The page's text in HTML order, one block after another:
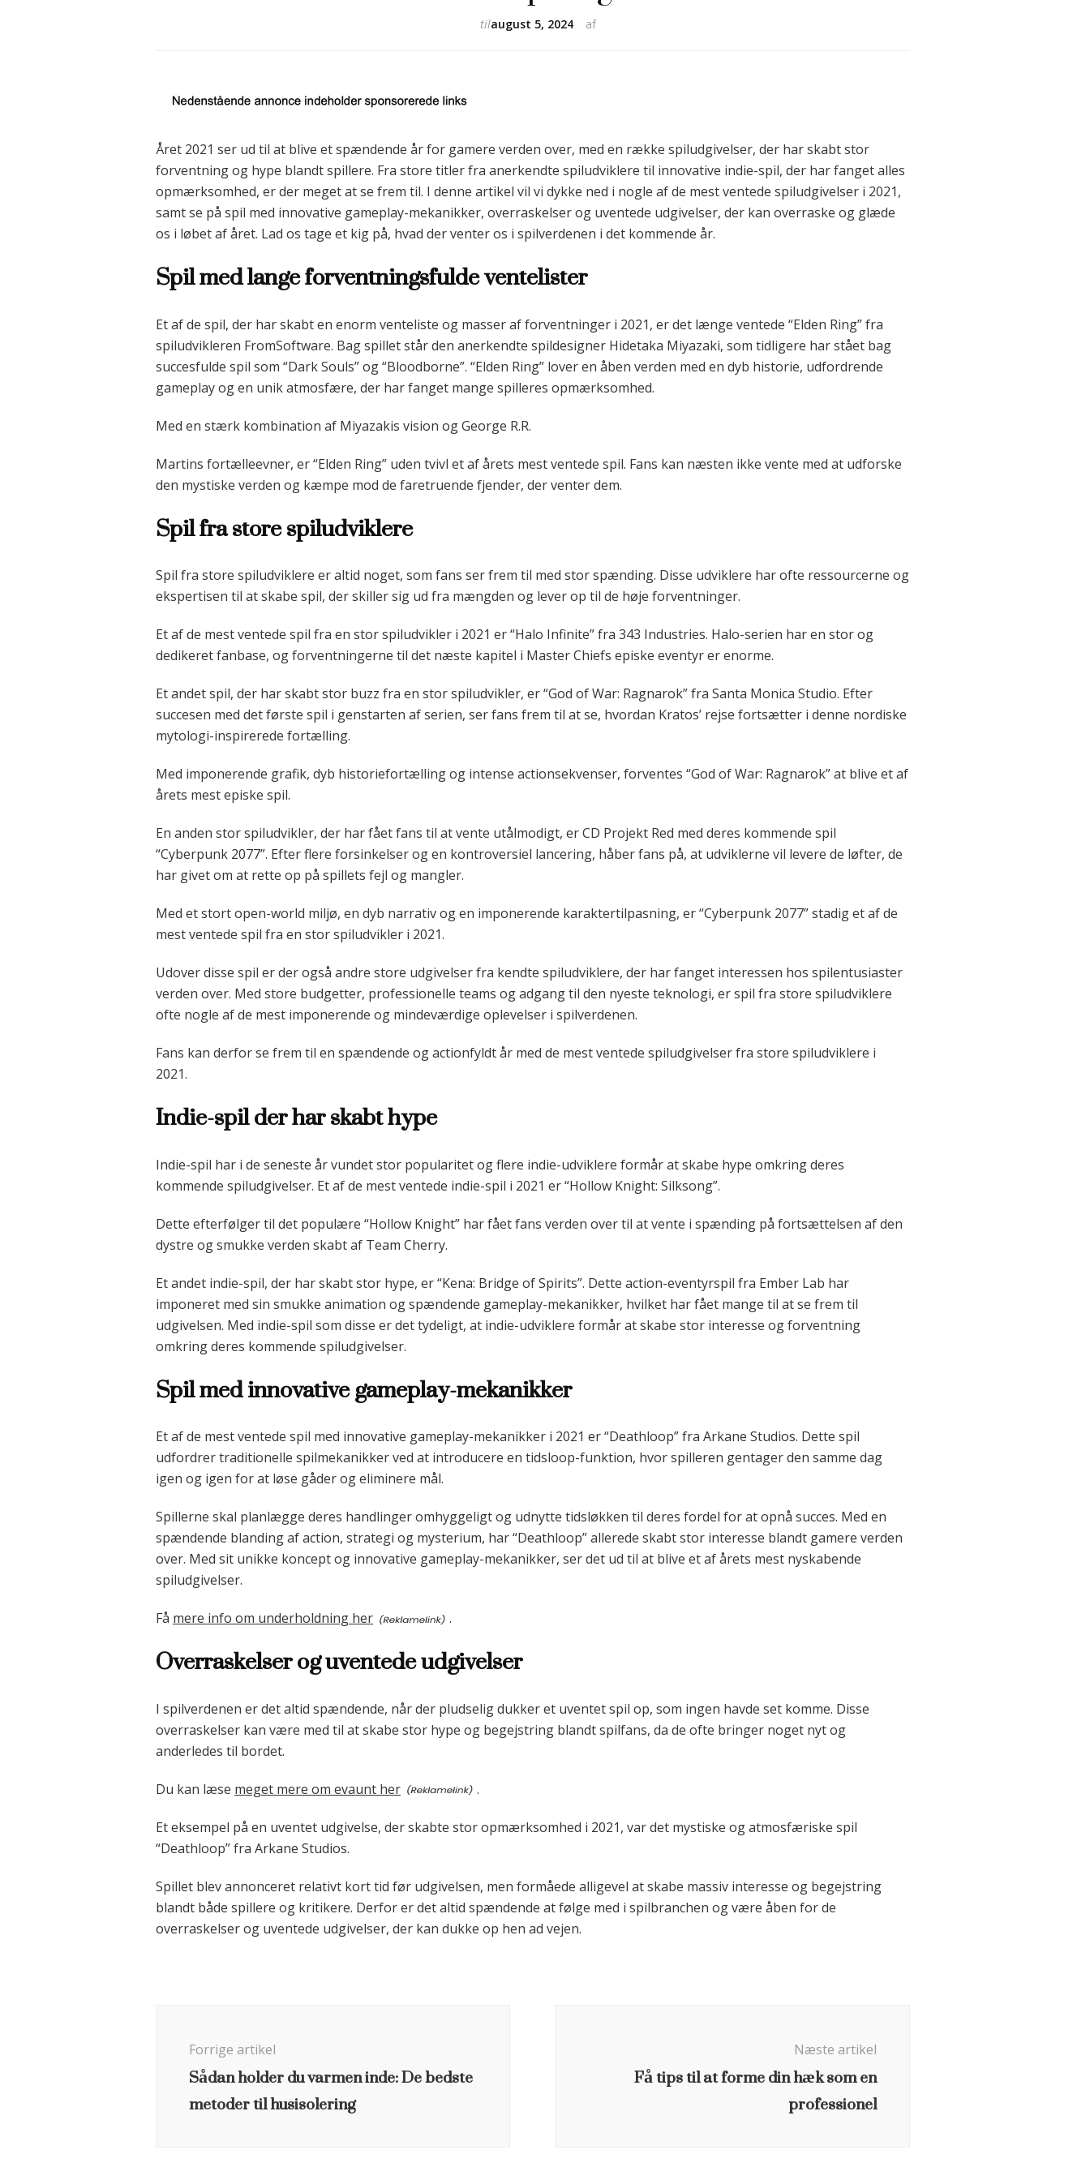
af
tilaugust 5, 2024
Året 2021 ser ud til at blive et spændende år for gamere verden over, med en række spiludgivelser, der har skabt stor
forventning og hype blandt spillere. Fra store titler fra anerkendte spiludviklere til innovative indie-spil, der har fanget alles
opmærksomhed, er der meget at se frem til. I denne artikel vil vi dykke ned i nogle af de mest ventede spiludgivelser i 2021,
samt se på spil med innovative gameplay-mekanikker, overraskelser og uventede udgivelser, der kan overraske og glæde
os i løbet af året. Lad os tage et kig på, hvad der venter os i spilverdenen i det kommende år.
Spil med lange forventningsfulde ventelister
Et af de spil, der har skabt en enorm venteliste og masser af forventninger i 2021, er det længe ventede “Elden Ring” fra
spiludvikleren FromSoftware. Bag spillet står den anerkendte spildesigner Hidetaka Miyazaki, som tidligere har stået bag
succesfulde spil som “Dark Souls” og “Bloodborne”. “Elden Ring” lover en åben verden med en dyb historie, udfordrende
gameplay og en unik atmosfære, der har fanget mange spilleres opmærksomhed.
Med en stærk kombination af Miyazakis vision og George R.R.
Martins fortælleevner, er “Elden Ring” uden tvivl et af årets mest ventede spil. Fans kan næsten ikke vente med at udforske
den mystiske verden og kæmpe mod de faretruende fjender, der venter dem.
Spil fra store spiludviklere
Spil fra store spiludviklere er altid noget, som fans ser frem til med stor spænding. Disse udviklere har ofte ressourcerne og
ekspertisen til at skabe spil, der skiller sig ud fra mængden og lever op til de høje forventninger.
Et af de mest ventede spil fra en stor spiludvikler i 2021 er “Halo Infinite” fra 343 Industries. Halo-serien har en stor og
dedikeret fanbase, og forventningerne til det næste kapitel i Master Chiefs episke eventyr er enorme.
Et andet spil, der har skabt stor buzz fra en stor spiludvikler, er “God of War: Ragnarok” fra Santa Monica Studio. Efter
succesen med det første spil i genstarten af serien, ser fans frem til at se, hvordan Kratos’ rejse fortsætter i denne nordiske
mytologi-inspirerede fortælling.
Med imponerende grafik, dyb historiefortælling og intense actionsekvenser, forventes “God of War: Ragnarok” at blive et af
årets mest episke spil.
En anden stor spiludvikler, der har fået fans til at vente utålmodigt, er CD Projekt Red med deres kommende spil
“Cyberpunk 2077”. Efter flere forsinkelser og en kontroversiel lancering, håber fans på, at udviklerne vil levere de løfter, de
har givet om at rette op på spillets fejl og mangler.
Med et stort open-world miljø, en dyb narrativ og en imponerende karaktertilpasning, er “Cyberpunk 2077” stadig et af de
mest ventede spil fra en stor spiludvikler i 2021.
Udover disse spil er der også andre store udgivelser fra kendte spiludviklere, der har fanget interessen hos spilentusiaster
verden over. Med store budgetter, professionelle teams og adgang til den nyeste teknologi, er spil fra store spiludviklere
ofte nogle af de mest imponerende og mindeværdige oplevelser i spilverdenen.
Fans kan derfor se frem til en spændende og actionfyldt år med de mest ventede spiludgivelser fra store spiludviklere i
2021.
Indie-spil der har skabt hype
Indie-spil har i de seneste år vundet stor popularitet og flere indie-udviklere formår at skabe hype omkring deres
kommende spiludgivelser. Et af de mest ventede indie-spil i 2021 er “Hollow Knight: Silksong”.
Dette efterfølger til det populære “Hollow Knight” har fået fans verden over til at vente i spænding på fortsættelsen af den
dystre og smukke verden skabt af Team Cherry.
Et andet indie-spil, der har skabt stor hype, er “Kena: Bridge of Spirits”. Dette action-eventyrspil fra Ember Lab har
imponeret med sin smukke animation og spændende gameplay-mekanikker, hvilket har fået mange til at se frem til
udgivelsen. Med indie-spil som disse er det tydeligt, at indie-udviklere formår at skabe stor interesse og forventning
omkring deres kommende spiludgivelser.
Spil med innovative gameplay-mekanikker
Et af de mest ventede spil med innovative gameplay-mekanikker i 2021 er “Deathloop” fra Arkane Studios. Dette spil
udfordrer traditionelle spilmekanikker ved at introducere en tidsloop-funktion, hvor spilleren gentager den samme dag
igen og igen for at løse gåder og eliminere mål.
Spillerne skal planlægge deres handlinger omhyggeligt og udnytte tidsløkken til deres fordel for at opnå succes. Med en
spændende blanding af action, strategi og mysterium, har “Deathloop” allerede skabt stor interesse blandt gamere verden
over. Med sit unikke koncept og innovative gameplay-mekanikker, ser det ud til at blive et af årets mest nyskabende
spiludgivelser.
Få mere info om underholdning her .
Overraskelser og uventede udgivelser
I spilverdenen er det altid spændende, når der pludselig dukker et uventet spil op, som ingen havde set komme. Disse
overraskelser kan være med til at skabe stor hype og begejstring blandt spilfans, da de ofte bringer noget nyt og
anderledes til bordet.
Du kan læse meget mere om evaunt her .
Et eksempel på en uventet udgivelse, der skabte stor opmærksomhed i 2021, var det mystiske og atmosfæriske spil
“Deathloop” fra Arkane Studios.
Spillet blev annonceret relativt kort tid før udgivelsen, men formåede alligevel at skabe massiv interesse og begejstring
blandt både spillere og kritikere. Derfor er det altid spændende at følge med i spilbranchen og være åben for de
overraskelser og uventede udgivelser, der kan dukke op hen ad vejen.
Forrige artikel
Sådan holder du varmen inde: De bedste
metoder til husisolering
Næste artikel
Få tips til at forme din hæk som en
professionel